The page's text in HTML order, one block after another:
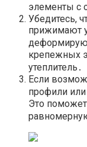
элементы с
Убедитесь,
прижимают
крепежных
утеплитель․
Если
профили или
Это